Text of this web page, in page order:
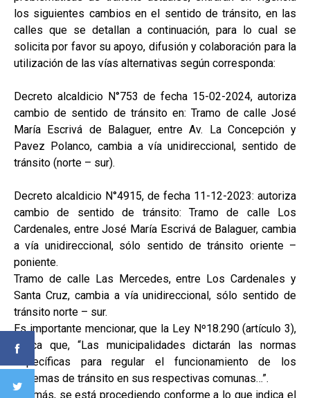
los siguientes cambios en el sentido de tránsito, en las
calles que se detallan a continuación, para lo cual se
solicita por favor su apoyo, difusión y colaboración para la
utilización de las vías alternativas según corresponda:
Decreto alcaldicio N°753 de fecha 15-02-2024, autoriza
cambio de sentido de tránsito en: Tramo de calle José
María Escrivá de Balaguer, entre Av. La Concepción y
Pavez Polanco, cambia a vía unidireccional, sentido de
tránsito (norte – sur).
Decreto alcaldicio N°4915, de fecha 11-12-2023: autoriza
cambio de sentido de tránsito: Tramo de calle Los
Cardenales, entre José María Escrivá de Balaguer, cambia
a vía unidireccional, sólo sentido de tránsito oriente –
poniente.
Tramo de calle Las Mercedes, entre Los Cardenales y
Santa Cruz, cambia a vía unidireccional, sólo sentido de
tránsito norte – sur.
Es importante mencionar, que la Ley Nº18.290 (artículo 3),
indica que, “Las municipalidades dictarán las normas
específicas para regular el funcionamiento de los
sistemas de tránsito en sus respectivas comunas…”.
Además, se está procediendo conforme a lo que indica el